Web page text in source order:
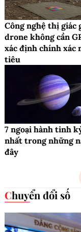
Công nghệ thị giác
drone không cần
xác định chính xác
tiêu
7 ngoại hành tinh
nhất trong những
đây
Chuyển đổi số